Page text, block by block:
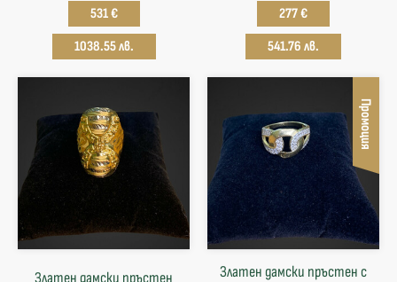
531 €
1038.55 лв.
277 €
541.76 лв.
Златен дамски пръстен
Промоция
Златен дамски пръстен с